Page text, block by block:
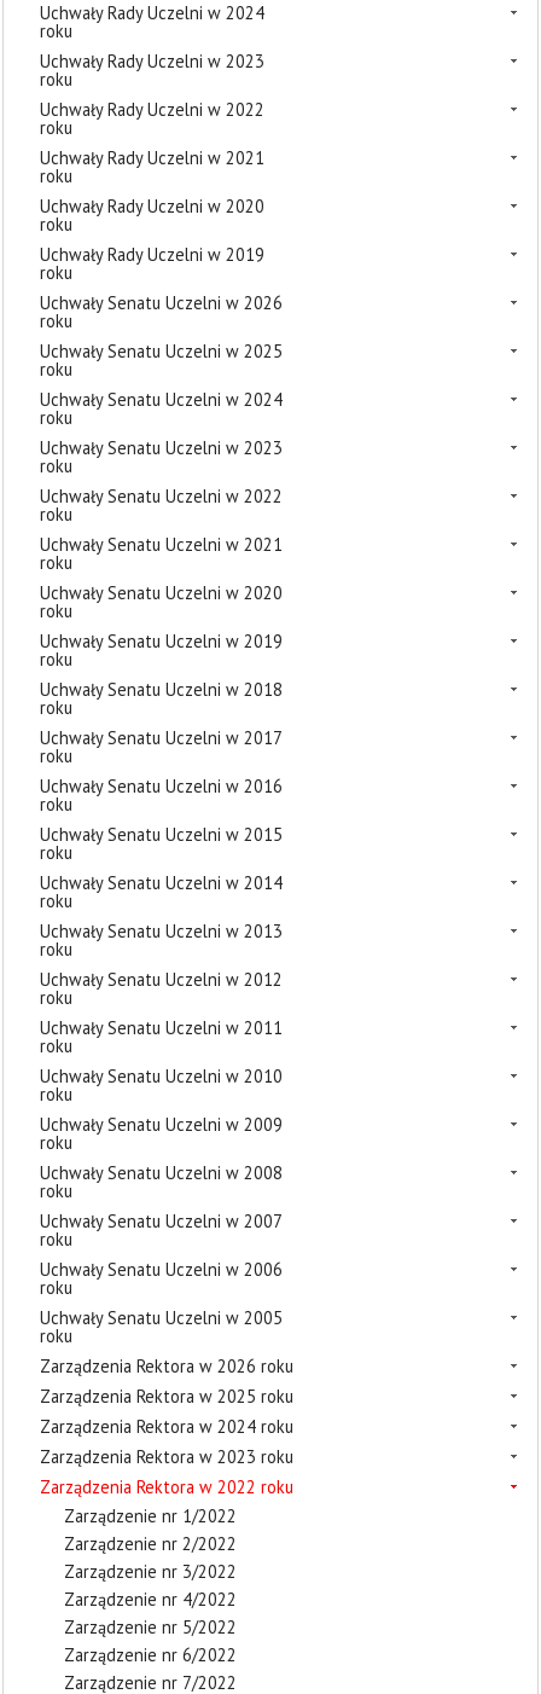
Uchwały Rady Uczelni w 2024
roku
Uchwały Rady Uczelni w 2023
roku
Uchwały Rady Uczelni w 2022
roku
Uchwały Rady Uczelni w 2021
roku
Uchwały Rady Uczelni w 2020
roku
Uchwały Rady Uczelni w 2019
roku
Uchwały Senatu Uczelni w 2026
roku
Uchwały Senatu Uczelni w 2025
roku
Uchwały Senatu Uczelni w 2024
roku
Uchwały Senatu Uczelni w 2023
roku
Uchwały Senatu Uczelni w 2022
roku
Uchwały Senatu Uczelni w 2021
roku
Uchwały Senatu Uczelni w 2020
roku
Uchwały Senatu Uczelni w 2019
roku
Uchwały Senatu Uczelni w 2018
roku
Uchwały Senatu Uczelni w 2017
roku
Uchwały Senatu Uczelni w 2016
roku
Uchwały Senatu Uczelni w 2015
roku
Uchwały Senatu Uczelni w 2014
roku
Uchwały Senatu Uczelni w 2013
roku
Uchwały Senatu Uczelni w 2012
roku
Uchwały Senatu Uczelni w 2011
roku
Uchwały Senatu Uczelni w 2010
roku
Uchwały Senatu Uczelni w 2009
roku
Uchwały Senatu Uczelni w 2008
roku
Uchwały Senatu Uczelni w 2007
roku
Uchwały Senatu Uczelni w 2006
roku
Uchwały Senatu Uczelni w 2005
roku
Zarządzenia Rektora w 2026 roku
Zarządzenia Rektora w 2025 roku
Zarządzenia Rektora w 2024 roku
Zarządzenia Rektora w 2023 roku
Zarządzenia Rektora w 2022 roku
Zarządzenie nr 1/2022
Zarządzenie nr 2/2022
Zarządzenie nr 3/2022
Zarządzenie nr 4/2022
Zarządzenie nr 5/2022
Zarządzenie nr 6/2022
Zarządzenie nr 7/2022